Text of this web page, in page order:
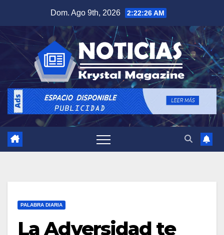
contenido
Dom. Ago 9th, 2026 2:22:27 AM
PALABRA DIARIA
La Adversidad te